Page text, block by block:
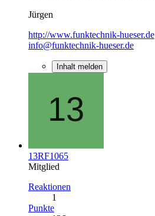
Jürgen
http://www.funktechnik-hueser.de
info@funktechnik-hueser.de
Inhalt melden
13RF1065
Mitglied
Reaktionen
1
Punkte